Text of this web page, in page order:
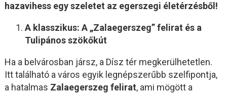
hazavihess egy szeletet az egerszegi életérzésből!
A klasszikus: A „Zalaegerszeg” felirat és a
Tulipános szökőkút
Ha a belvárosban jársz, a Dísz tér megkerülhetetlen.
Itt található a város egyik legnépszerűbb szelfipontja,
a hatalmas Zalaegerszeg felirat, ami mögött a